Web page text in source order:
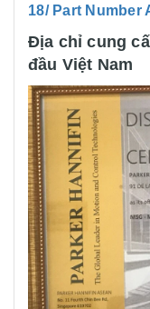
18/ Part Number
Địa chỉ cung
đầu Việt Nam